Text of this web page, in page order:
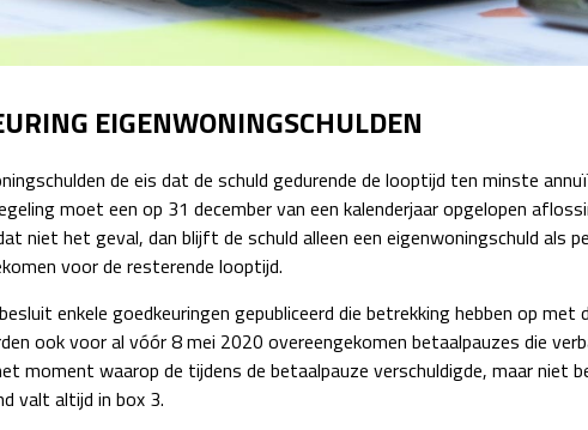
Detachering
EIGENWONINGSCHULDEN
de eis dat de schuld gedurende de looptijd ten minste
moet een op 31 december van een kalenderjaar opgelopen
niet het geval, dan blijft de schuld alleen een eigenwoningschuld als
voor de resterende looptijd.
enkele goedkeuringen gepubliceerd die betrekking hebben op met
ook voor al vóór 8 mei 2020 overeengekomen betaalpauzes die
moment waarop de tijdens de betaalpauze verschuldigde, maar niet
valt altijd in box 3.